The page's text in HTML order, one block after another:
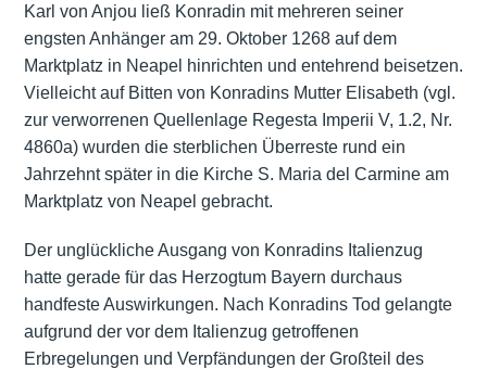
Karl von Anjou ließ Konradin mit mehreren seiner
engsten Anhänger am 29. Oktober 1268 auf dem
Marktplatz in Neapel hinrichten und entehrend beisetzen.
Vielleicht auf Bitten von Konradins Mutter Elisabeth (vgl.
zur verworrenen Quellenlage Regesta Imperii V, 1.2, Nr.
4860a) wurden die sterblichen Überreste rund ein
Jahrzehnt später in die Kirche S. Maria del Carmine am
Marktplatz von Neapel gebracht.
Der unglückliche Ausgang von Konradins Italienzug
hatte gerade für das Herzogtum Bayern durchaus
handfeste Auswirkungen. Nach Konradins Tod gelangte
aufgrund der vor dem Italienzug getroffenen
Erbregelungen und Verpfändungen der Großteil des